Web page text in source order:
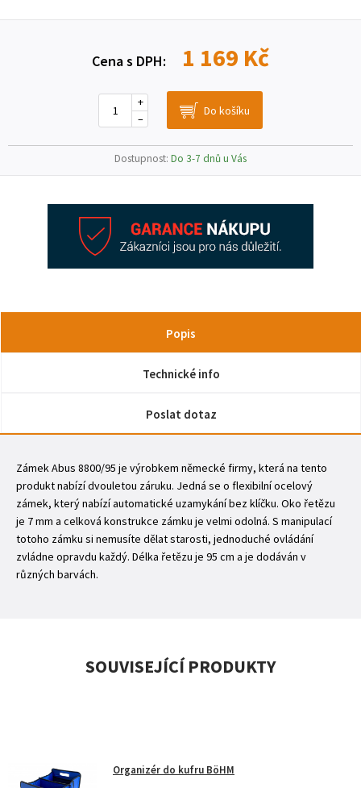
Cena s DPH: 1 169 Kč
–
+
Dostupnost: Do 3-7 dnů u Vás
Popis
Technické info
Poslat dotaz
Zámek Abus 8800/95 je výrobkem německé firmy, která na tento
produkt nabízí dvouletou záruku. Jedná se o flexibilní ocelový
zámek, který nabízí automatické uzamykání bez klíčku. Oko řetězu
je 7 mm a celková konstrukce zámku je velmi odolná. S manipulací
totoho zámku si nemusíte dělat starosti, jednoduché ovládání
zvládne opravdu každý. Délka řetězu je 95 cm a je dodáván v
různých barvách.
SOUVISEJÍCÍ PRODUKTY
Organizér do kufru BöHM